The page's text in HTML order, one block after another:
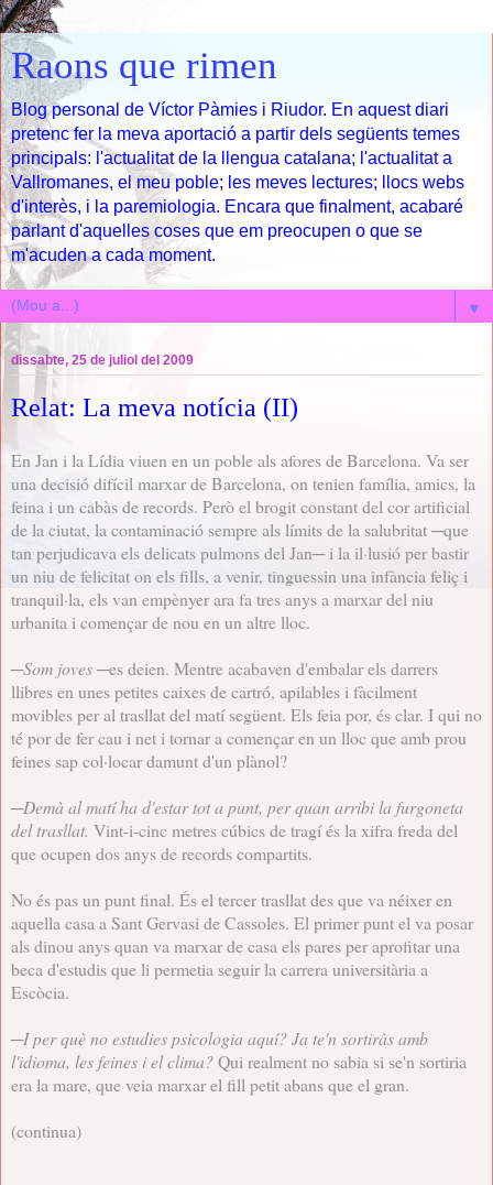
Raons que rimen
Blog personal de Víctor Pàmies i Riudor. En aquest diari
pretenc fer la meva aportació a partir dels següents temes
principals: l'actualitat de la llengua catalana; l'actualitat a
Vallromanes, el meu poble; les meves lectures; llocs webs
d'interès, i la paremiologia. Encara que finalment, acabaré
parlant d'aquelles coses que em preocupen o que se
m'acuden a cada moment.
▼
dissabte, 25 de juliol del 2009
Relat: La meva notícia (II)
En Jan i la Lídia viuen en un poble als afores de Barcelona. Va ser
una decisió difícil marxar de Barcelona, on tenien família, amics, la
feina i un cabàs de records. Però el brogit constant del cor artificial
de la ciutat, la contaminació sempre als límits de la salubritat ─que
tan perjudicava els delicats pulmons del Jan─ i la il·lusió per bastir
un niu de felicitat on els fills, a venir, tinguessin una infància feliç i
tranquil·la, els van empènyer ara fa tres anys a marxar del niu
urbanita i començar de nou en un altre lloc.
─Som joves─es deien. Mentre acabaven d'embalar els darrers
llibres en unes petites caixes de cartró, apilables i fàcilment
movibles per al trasllat del matí següent. Els feia por, és clar. I qui no
té por de fer cau i net i tornar a començar en un lloc que amb prou
feines sap col·locar damunt d'un plànol?
─Demà al matí ha d'estar tot a punt, per quan arribi la furgoneta
del trasllat. Vint-i-cinc metres cúbics de tragí és la xifra freda del
que ocupen dos anys de records compartits.
No és pas un punt final. És el tercer trasllat des que va néixer en
aquella casa a Sant Gervasi de Cassoles. El primer punt el va posar
als dinou anys quan va marxar de casa els pares per aprofitar una
beca d'estudis que li permetia seguir la carrera universitària a
Escòcia.
─I per què no estudies psicologia aquí? Ja te'n sortiràs amb
l'idioma, les feines i el clima?Qui realment no sabia si se'n sortiria
era la mare, que veia marxar el fill petit abans que el gran.
(continua)